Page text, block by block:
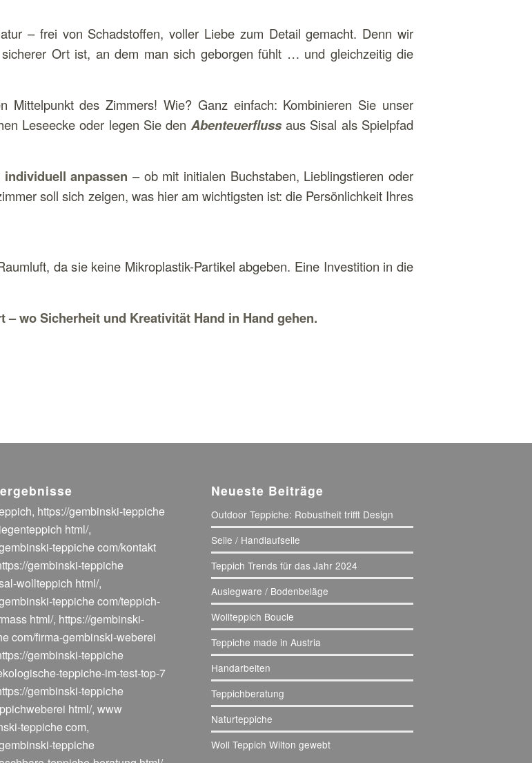
– frei von Schadstoffen, voller Liebe zum Detail gemacht. Denn wir
Ort ist, an dem man sich geborgen fühlt … und gleichzeitig die
Mittelpunkt des Zimmers! Wie? Ganz einfach: Kombinieren Sie unser
Leseecke oder legen Sie den Abenteuerflussaus Sisal als Spielpfad
individuell anpassen – ob mit initialen Buchstaben, Lieblingstieren oder
soll sich zeigen, was hier am wichtigsten ist: die Persönlichkeit Ihres
da sie keine Mikroplastik-Partikel abgeben. Eine Investition in die
wo Sicherheit und Kreativität Hand in Hand gehen.
, https://gembinski-teppiche
html/,
teppiche com/kontakt
gembinski-teppiche
wollteppich html/,
teppiche com/teppich-
html/, https://gembinski-
com/firma-gembinski-weberei
gembinski-teppiche
teppiche-im-test-top-7
gembinski-teppiche
html/,www
teppiche com,
teppiche
Neueste Beiträge
Outdoor Teppiche: Robustheit trifft Design
Seile / Handlaufseile
Teppich Trends für das Jahr 2024
Auslegware / Bodenbeläge
Wollteppich Boucle
Teppiche made in Austria
Handarbeiten
Teppichberatung
Naturteppiche
Woll Teppich Wilton gewebt